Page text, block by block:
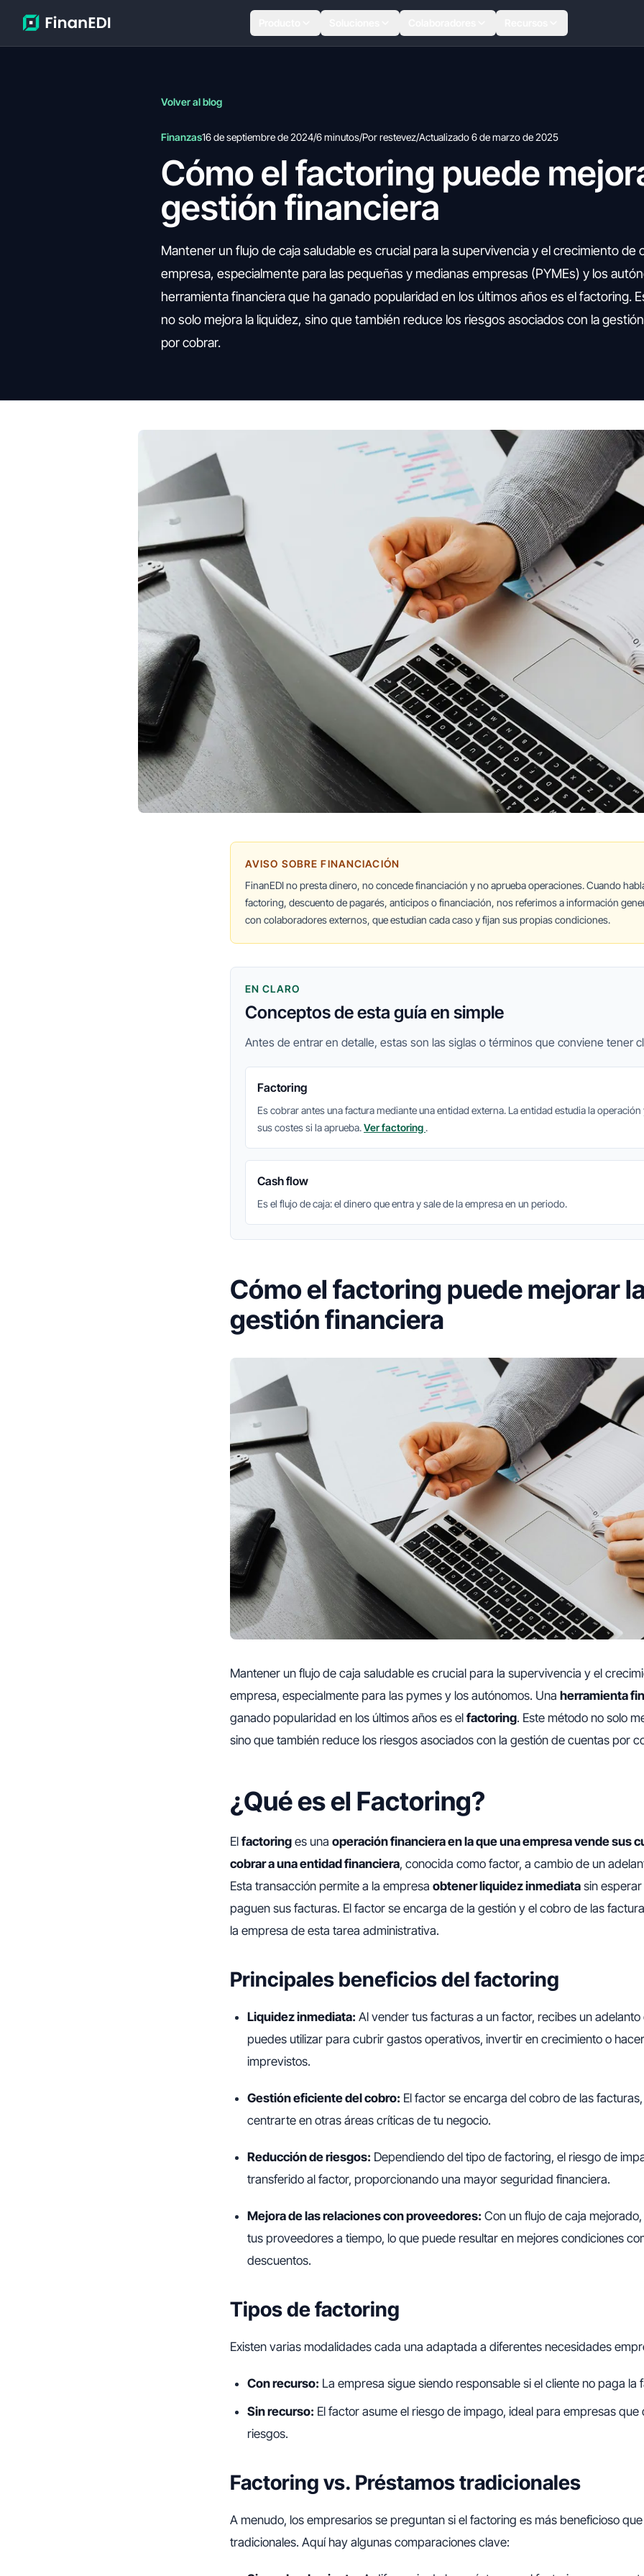
Volver al blog
Finanzas16 de septiembre de 2024/6 minutos/Por restevez/Actualizado 6 de marzo de 2025
Cómo el factoring puede
gestión financiera
Mantener un flujo de caja saludable es crucial para la supervivencia y el crecimiento de
empresa, especialmente para las pequeñas y medianas empresas (PYMEs) y los
herramienta financiera que ha ganado popularidad en los últimos años es el factoring.
no solo mejora la liquidez, sino que también reduce los riesgos asociados con la
por cobrar.
AVISO SOBRE FINANCIACIÓN
FinanEDI no presta dinero, no concede financiación y no aprueba operaciones. Cuando
factoring, descuento de pagarés, anticipos o financiación, nos referimos a información
con colaboradores externos, que estudian cada caso y fijan sus propias condiciones.
EN CLARO
Conceptos de esta guía en simple
Antes de entrar en detalle, estas son las siglas o términos que conviene tener
Factoring
Es cobrar antes una factura mediante una entidad externa. La entidad estudia la
sus costes si la aprueba.Ver factoring.
Cash flow
Es el flujo de caja: el dinero que entra y sale de la empresa en un periodo.
Cómo el factoring puede mejorar
gestión financiera
Mantener un flujo de caja saludable es crucial para la supervivencia y el
empresa, especialmente para las pymes y los autónomos. Una herramienta
ganado popularidad en los últimos años es el factoring. Este método no solo
sino que también reduce los riesgos asociados con la gestión de cuentas por
¿Qué es el Factoring?
El factoring es una operación financiera en la que una empresa vende sus
cobrar a una entidad financiera, conocida como factor, a cambio de un
Esta transacción permite a la empresa obtener liquidez inmediata sin
paguen sus facturas. El factor se encarga de la gestión y el cobro de las
la empresa de esta tarea administrativa.
Principales beneficios del factoring
Liquidez inmediata: Al vender tus facturas a un factor, recibes un
puedes utilizar para cubrir gastos operativos, invertir en crecimiento o
imprevistos.
Gestión eficiente del cobro: El factor se encarga del cobro de las
centrarte en otras áreas críticas de tu negocio.
Reducción de riesgos: Dependiendo del tipo de factoring, el riesgo de
transferido al factor, proporcionando una mayor seguridad financiera.
Mejora de las relaciones con proveedores: Con un flujo de caja
tus proveedores a tiempo, lo que puede resultar en mejores condiciones
descuentos.
Tipos de factoring
Existen varias modalidades cada una adaptada a diferentes necesidades
Con recurso: La empresa sigue siendo responsable si el cliente no paga la
Sin recurso: El factor asume el riesgo de impago, ideal para empresas que
riesgos.
Factoring vs. Préstamos tradicionales
A menudo, los empresarios se preguntan si el factoring es más beneficioso
tradicionales. Aquí hay algunas comparaciones clave: